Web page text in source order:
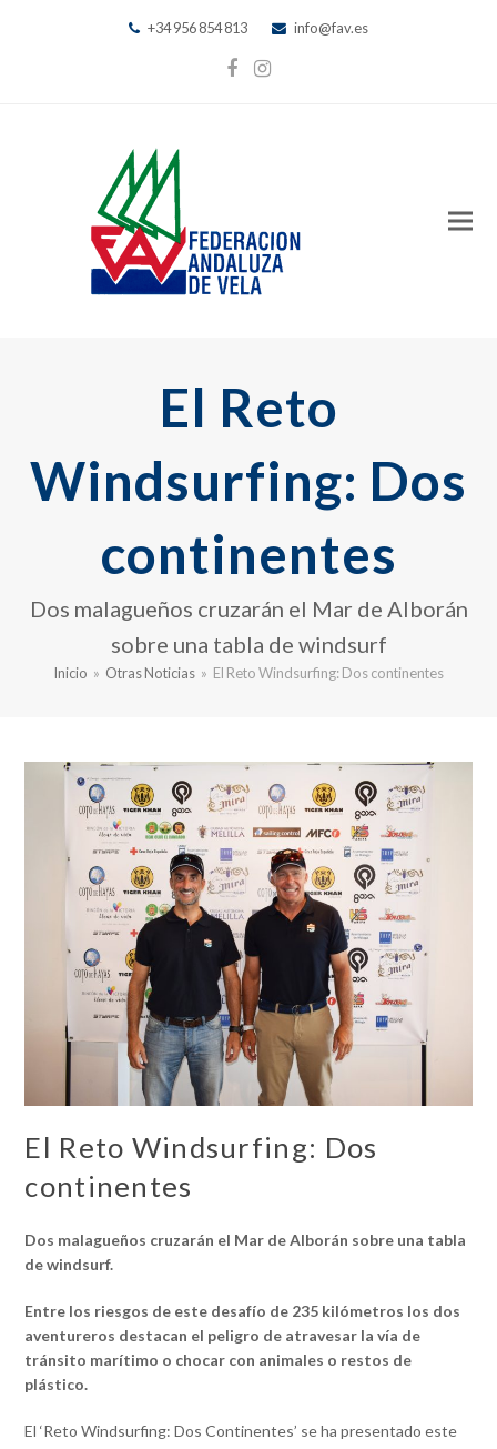
+34 956 854 813 info@fav.es
Facebook
Instagram
El Reto
Windsurfing: Dos
continentes
Dos malagueños cruzarán el Mar de Alborán
sobre una tabla de windsurf
Inicio » Otras Noticias » El Reto Windsurfing: Dos continentes
El Reto Windsurfing: Dos
continentes
Dos malagueños cruzarán el Mar de Alborán sobre una tabla
de windsurf.
Entre los riesgos de este desafío de 235 kilómetros los dos
aventureros destacan el peligro de atravesar la vía de
tránsito marítimo o chocar con animales o restos de
plástico.
El ‘Reto Windsurfing: Dos Continentes’ se ha presentado este